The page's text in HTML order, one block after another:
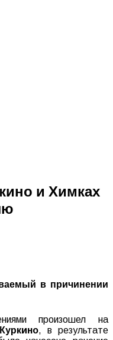
и Химках
в причинении
произошел на
, в результате